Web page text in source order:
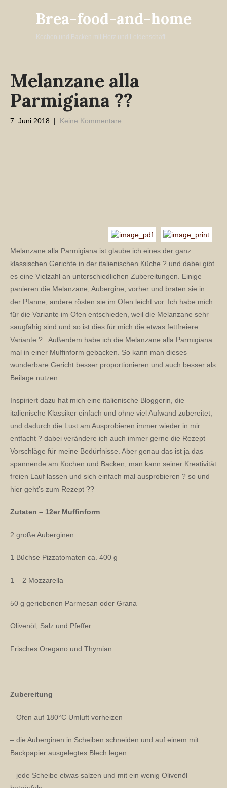
Brea-food-and-home
Kochen und Backen mit Herz und Leidenschaft
Melanzane alla
Parmigiana ??
7. Juni 2018 | Keine Kommentare
Melanzane alla Parmigiana ist glaube ich eines der ganz
klassischen Gerichte in der italienischen Küche ? und dabei gibt
es eine Vielzahl an unterschiedlichen Zubereitungen. Einige
panieren die Melanzane, Aubergine, vorher und braten sie in
der Pfanne, andere rösten sie im Ofen leicht vor. Ich habe mich
für die Variante im Ofen entschieden, weil die Melanzane sehr
saugfähig sind und so ist dies für mich die etwas fettfreiere
Variante ? . Außerdem habe ich die Melanzane alla Parmigiana
mal in einer Muffinform gebacken. So kann man dieses
wunderbare Gericht besser proportionieren und auch besser als
Beilage nutzen.
Inspiriert dazu hat mich eine italienische Bloggerin, die
italienische Klassiker einfach und ohne viel Aufwand zubereitet,
und dadurch die Lust am Ausprobieren immer wieder in mir
entfacht ? dabei verändere ich auch immer gerne die Rezept
Vorschläge für meine Bedürfnisse. Aber genau das ist ja das
spannende am Kochen und Backen, man kann seiner Kreativität
freien Lauf lassen und sich einfach mal ausprobieren ? so und
hier geht’s zum Rezept ??
Zutaten – 12er Muffinform
2 große Auberginen
1 Büchse Pizzatomaten ca. 400 g
1 – 2 Mozzarella
50 g geriebenen Parmesan oder Grana
Olivenöl, Salz und Pfeffer
Frisches Oregano und Thymian
Zubereitung
– Ofen auf 180°C Umluft vorheizen
– die Auberginen in Scheiben schneiden und auf einem mit
Backpapier ausgelegtes Blech legen
– jede Scheibe etwas salzen und mit ein wenig Olivenöl